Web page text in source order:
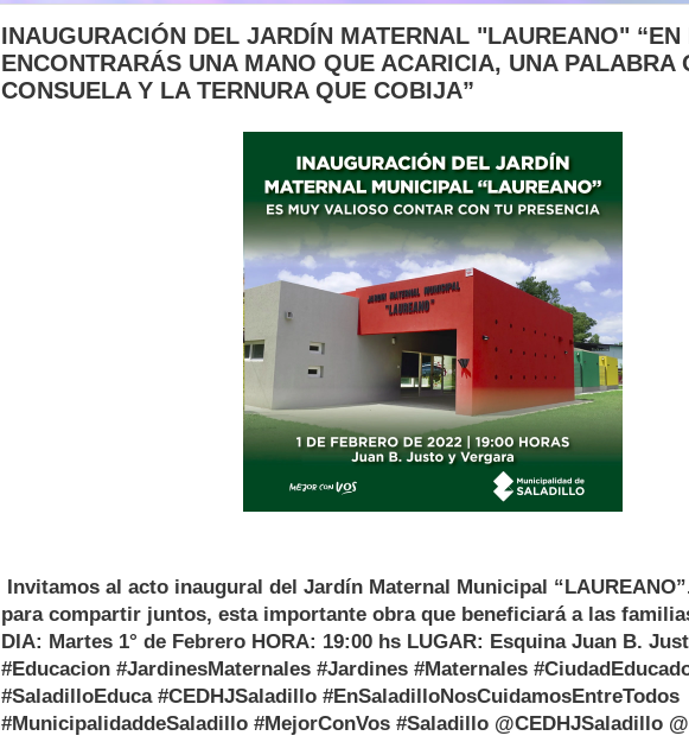
INAUGURACIÓN DEL JARDÍN MATERNAL "LAUREANO" “EN
ENCONTRARÁS UNA MANO QUE ACARICIA, UNA PALABRA
CONSUELA Y LA TERNURA QUE COBIJA”
Invitamos al acto inaugural del Jardín Maternal Municipal
para compartir juntos, esta importante obra que beneficiará a las
DIA: Martes 1° de Febrero HORA: 19:00 hs LUGAR: Esquina Juan B.
#Educacion #JardinesMaternales #Jardines #Maternales
#SaladilloEduca#CEDHJSaladillo #EnSaladilloNosCuidamosEntreTodos
#MunicipalidaddeSaladillo #MejorConVos #Saladillo @CEDHJSaladillo